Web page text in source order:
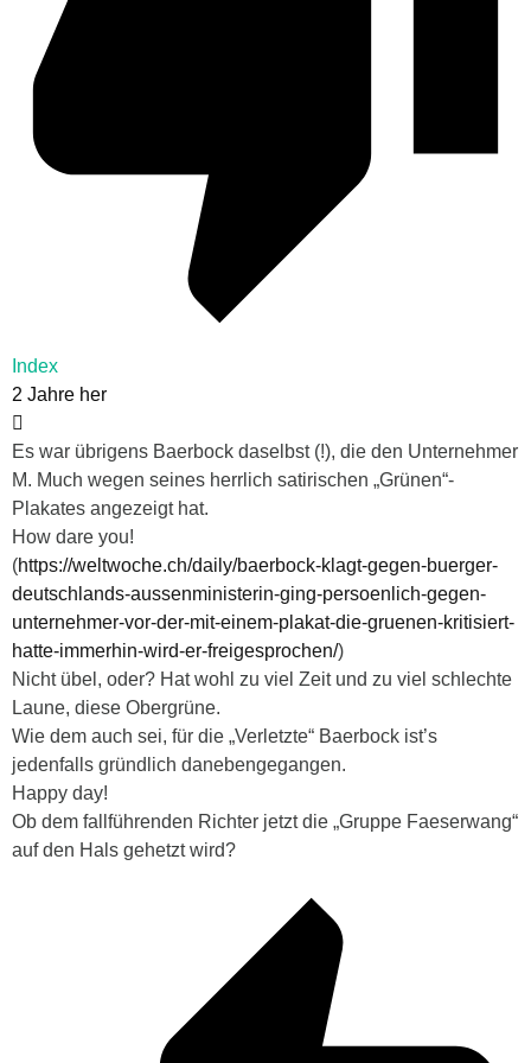
Index
2 Jahre her
Es war übrigens Baerbock daselbst (!), die den Unternehmer
M. Much wegen seines herrlich satirischen „Grünen“-
Plakates angezeigt hat.
How dare you!
(https://weltwoche.ch/daily/baerbock-klagt-gegen-buerger-
deutschlands-aussenministerin-ging-persoenlich-gegen-
unternehmer-vor-der-mit-einem-plakat-die-gruenen-kritisiert-
hatte-immerhin-wird-er-freigesprochen/)
Nicht übel, oder? Hat wohl zu viel Zeit und zu viel schlechte
Laune, diese Obergrüne.
Wie dem auch sei, für die „Verletzte“ Baerbock ist’s
jedenfalls gründlich danebengegangen.
Happy day!
Ob dem fallführenden Richter jetzt die „Gruppe Faeserwang“
auf den Hals gehetzt wird?